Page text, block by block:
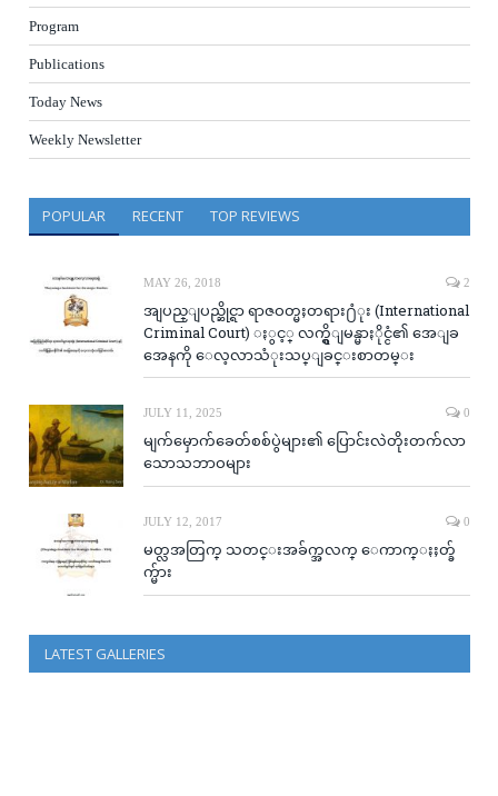
Program
Publications
Today News
Weekly Newsletter
POPULAR RECENT TOP REVIEWS
MAY 26, 2018 2
အျပည္ျပည္ဆိုင္ရာ ရာဇဝတ္မႈတရား႐ံုး (International
Criminal Court) ႏွင့္ လက္ရွိျမန္မာႏိုင္ငံ၏ အေျခ
အေနကို ေလ့လာသံုးသပ္ျခင္းစာတမ္း
JULY 11, 2025 0
မျက်မှောက်ခေတ်စစ်ပွဲများ၏ ပြောင်းလဲတိုးတက်လာ
သောသဘာဝများ
JULY 12, 2017 0
မတ္လအတြက္ သတင္းအခ်က္အလက္ ေကာက္ႏႈတ္ခ်
က္မ်ား
LATEST GALLERIES